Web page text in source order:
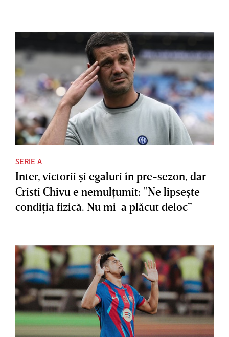
SERIE A
Inter, victorii şi egaluri în pre-sezon, dar
Cristi Chivu e nemulţumit: ”Ne lipseşte
condiţia fizică. Nu mi-a plăcut deloc”